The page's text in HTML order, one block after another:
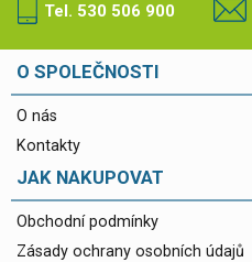
Tel. 530 506 900
O SPOLEČNOSTI
O nás
Kontakty
JAK NAKUPOVAT
Obchodní podmínky
Zásady ochrany osobních údajů